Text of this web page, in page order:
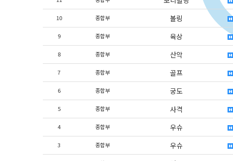
10 종합부 볼링
9 종합부 육상
8 종합부 산악
7 종합부 골프
6 종합부 궁도
5 종합부 사격
4 종합부 우슈
3 종합부 우슈